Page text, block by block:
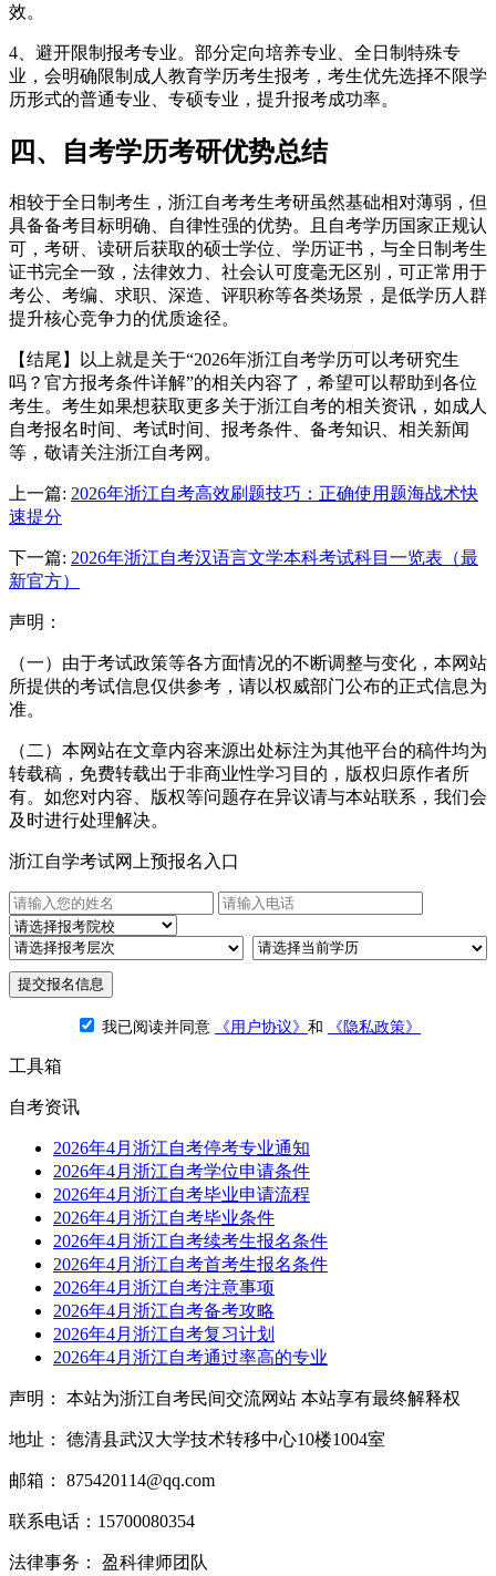
效。
4、避开限制报考专业。部分定向培养专业、全日制特殊专
业，会明确限制成人教育学历考生报考，考生优先选择不限学
历形式的普通专业、专硕专业，提升报考成功率。
四、自考学历考研优势总结
相较于全日制考生，浙江自考考生考研虽然基础相对薄弱，但
具备备考目标明确、自律性强的优势。且自考学历国家正规认
可，考研、读研后获取的硕士学位、学历证书，与全日制考生
证书完全一致，法律效力、社会认可度毫无区别，可正常用于
考公、考编、求职、深造、评职称等各类场景，是低学历人群
提升核心竞争力的优质途径。
【结尾】以上就是关于“2026年浙江自考学历可以考研究生
吗？官方报考条件详解”的相关内容了，希望可以帮助到各位
考生。考生如果想获取更多关于浙江自考的相关资讯，如成人
自考报名时间、考试时间、报考条件、备考知识、相关新闻
等，敬请关注浙江自考网。
上一篇: 2026年浙江自考高效刷题技巧：正确使用题海战术快
速提分
下一篇: 2026年浙江自考汉语言文学本科考试科目一览表（最
新官方）
声明：
（一）由于考试政策等各方面情况的不断调整与变化，本网站
所提供的考试信息仅供参考，请以权威部门公布的正式信息为
准。
（二）本网站在文章内容来源出处标注为其他平台的稿件均为
转载稿，免费转载出于非商业性学习目的，版权归原作者所
有。如您对内容、版权等问题存在异议请与本站联系，我们会
及时进行处理解决。
浙江自学考试网上预报名入口
提交报名信息
我已阅读并同意 《用户协议》 和 《隐私政策》
工具箱
自考资讯
2026年4月浙江自考停考专业通知
2026年4月浙江自考学位申请条件
2026年4月浙江自考毕业申请流程
2026年4月浙江自考毕业条件
2026年4月浙江自考续考生报名条件
2026年4月浙江自考首考生报名条件
2026年4月浙江自考注意事项
2026年4月浙江自考备考攻略
2026年4月浙江自考复习计划
2026年4月浙江自考通过率高的专业
声明： 本站为浙江自考民间交流网站 本站享有最终解释权
地址： 德清县武汉大学技术转移中心10楼1004室
邮箱： 875420114@qq.com
联系电话：15700080354
法律事务： 盈科律师团队